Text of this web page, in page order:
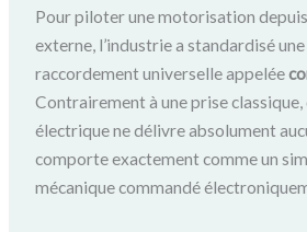
Pour piloter une motorisation
externe, l’industrie a standardisé
raccordement universelle appelée
Contrairement à une prise
électrique ne délivre absolument
comporte exactement comme un
mécanique commandé